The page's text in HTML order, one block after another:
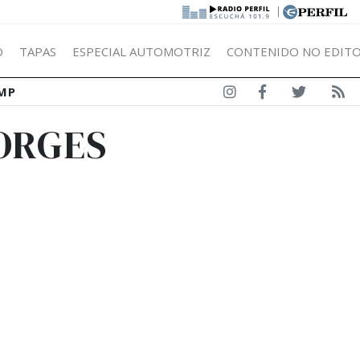
|
TAPAS ESPECIAL AUTOMOTRIZ CONTENIDO NO